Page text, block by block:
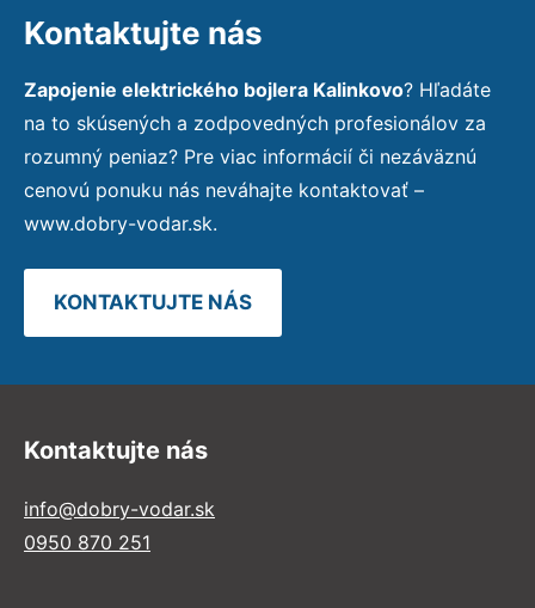
Kontaktujte nás
Zapojenie elektrického bojlera Kalinkovo? Hľadáte
na to skúsených a zodpovedných profesionálov za
rozumný peniaz? Pre viac informácií či nezáväznú
cenovú ponuku nás neváhajte kontaktovať –
www.dobry-vodar.sk.
KONTAKTUJTE NÁS
Kontaktujte nás
info@dobry-vodar.sk
0950 870 251